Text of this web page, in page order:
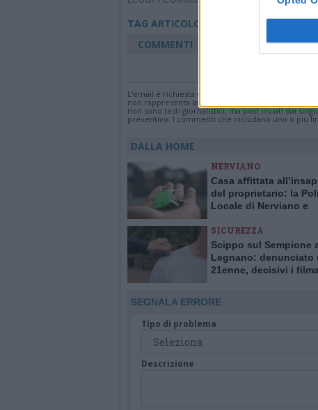
TAG ARTICOLO
Weekend
COMMENTI
L'email è richiesta ma non verrà mostrata ai
non rappresenta la linea editoriale di
non sono testi giornalistici, ma post inviati dai
preventivo. I commenti che includano uno o più
DALLA HOME
NERVIANO
Casa affittata
del proprietario: la
Locale di Nerviano e
SICUREZZA
Scippo sul Sempione
Legnano: denunciato
21enne, decisivi i
SEGNALA ERRORE
Tipo di problema
Descrizione